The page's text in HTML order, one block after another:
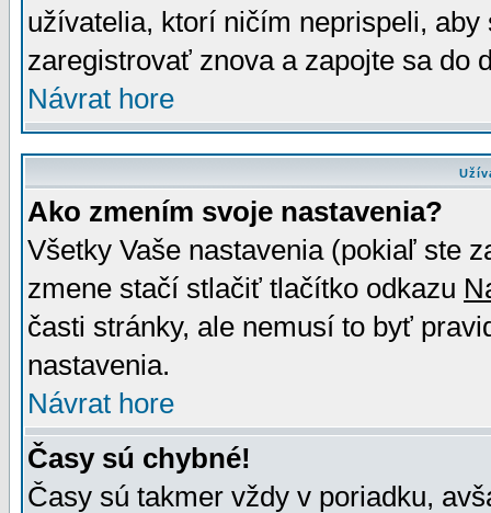
užívatelia, ktorí ničím neprispeli,
zaregistrovať znova a zapojte sa do
Návrat hore
Ako zmením svoje nastavenia?
Všetky Vaše nastavenia (pokiaľ ste
zmene stačí stlačiť tlačítko odkazu
časti stránky, ale nemusí to byť
nastavenia.
Návrat hore
Časy sú chybné!
Časy sú takmer vždy v poriadku,